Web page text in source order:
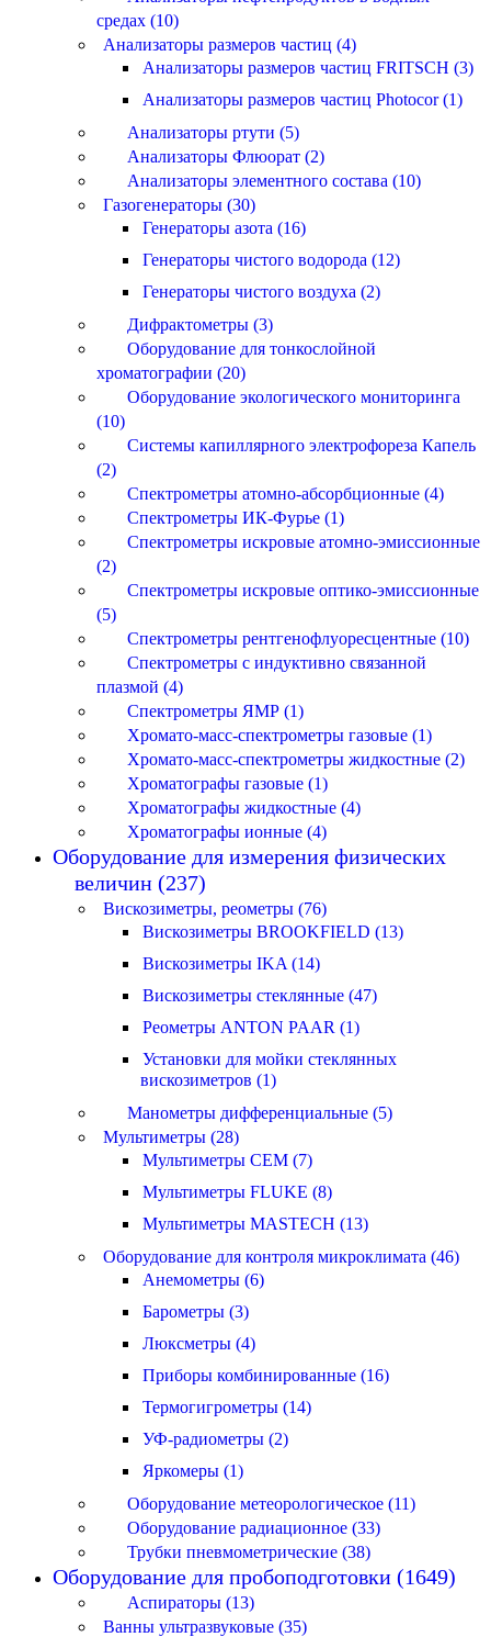
средах (10)
Анализаторы размеров частиц (4)
Анализаторы размеров частиц FRITSCH (3)
Анализаторы размеров частиц Photocor (1)
Анализаторы ртути (5)
Анализаторы Флюорат (2)
Анализаторы элементного состава (10)
Газогенераторы (30)
Генераторы азота (16)
Генераторы чистого водорода (12)
Генераторы чистого воздуха (2)
Дифрактометры (3)
Оборудование для тонкослойной
хроматографии (20)
Оборудование экологического мониторинга
(10)
Системы капиллярного электрофореза Капель
(2)
Спектрометры атомно-абсорбционные (4)
Спектрометры ИК-Фурье (1)
Спектрометры искровые атомно-эмиссионные
(2)
Спектрометры искровые оптико-эмиссионные
(5)
Спектрометры рентгенофлуоресцентные (10)
Спектрометры с индуктивно связанной
плазмой (4)
Спектрометры ЯМР (1)
Хромато-масс-спектрометры газовые (1)
Хромато-масс-спектрометры жидкостные (2)
Хроматографы газовые (1)
Хроматографы жидкостные (4)
Хроматографы ионные (4)
Оборудование для измерения физических
величин (237)
Вискозиметры, реометры (76)
Вискозиметры BROOKFIELD (13)
Вискозиметры IKA (14)
Вискозиметры стеклянные (47)
Реометры ANTON PAAR (1)
Установки для мойки стеклянных
вискозиметров (1)
Манометры дифференциальные (5)
Мультиметры (28)
Мультиметры CEM (7)
Мультиметры FLUKE (8)
Мультиметры MASTECH (13)
Оборудование для контроля микроклимата (46)
Анемометры (6)
Барометры (3)
Люксметры (4)
Приборы комбинированные (16)
Термогигрометры (14)
УФ-радиометры (2)
Яркомеры (1)
Оборудование метеорологическое (11)
Оборудование радиационное (33)
Трубки пневмометрические (38)
Оборудование для пробоподготовки (1649)
Аспираторы (13)
Ванны ультразвуковые (35)